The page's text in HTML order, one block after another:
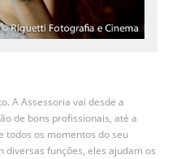
A Assessoria vai desde a
de bons profissionais, até a
todos os momentos do seu
diversas funções, eles ajudam os